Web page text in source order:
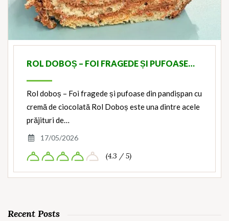
ROL DOBOȘ – FOI FRAGEDE ȘI PUFOASE…
Rol doboș – Foi fragede și pufoase din pandișpan cu
cremă de ciocolată Rol Doboș este una dintre acele
prăjituri de…
17/05/2026
(4.3 / 5)
Recent Posts